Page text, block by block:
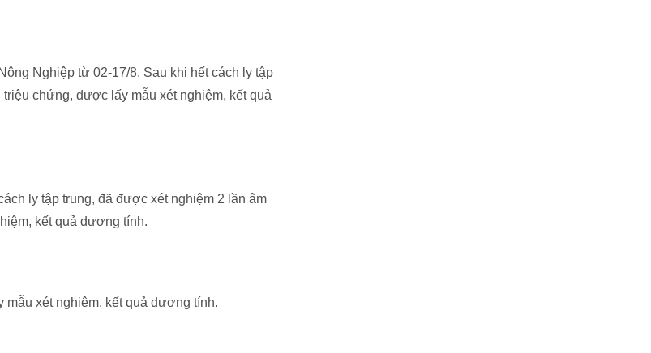
Nghiệp từ 02-17/8. Sau khi hết cách ly tập
chứng, được lấy mẫu xét nghiệm, kết quả
ly tập trung, đã được xét nghiệm 2 lần âm
kết quả dương tính.
xét nghiệm, kết quả dương tính.